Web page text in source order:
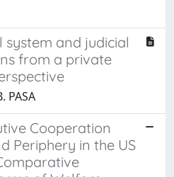
system and judicial
from a private
PASA
Cooperation
Periphery in the US